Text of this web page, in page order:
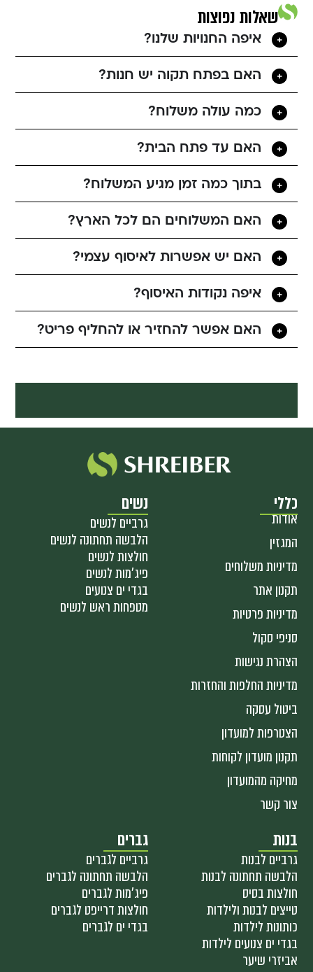
שאלות נפוצות
איפה החנויות שלנו?
האם בפתח תקוה יש חנות?
כמה עולה משלוח?
האם עד פתח הבית?
בתוך כמה זמן מגיע המשלוח?
האם המשלוחים הם לכל הארץ?
האם יש אפשרות לאיסוף עצמי?
איפה נקודות האיסוף?
האם אפשר להחזיר או להחליף פריט?
כללי
אודות
המגזין
מדיניות משלוחים
תקנון אתר
מדיניות פרטיות
סניפי סקול
הצהרת נגישות
מדיניות החלפות והחזרות
ביטול עסקה
הצטרפות למועדון
תקנון מועדון לקוחות
מחיקה מהמועדון
צור קשר
נשים
גרביים לנשים
הלבשה תחתונה לנשים
חולצות לנשים
פיג'מות לנשים
בגדי ים צנועים
מטפחות ראש לנשים
בנות
גרביים לבנות
הלבשה תחתונה לבנות
חולצות בסיס
טייצים לבנות ולילדות
כותונות לילדות
בגדי ים צנועים לילדות
אביזרי שיער
גברים
גרביים לגברים
הלבשה תחתונה לגברים
פיג'מות לגברים
חולצות דרייפט לגברים
בגדי ים לגברים